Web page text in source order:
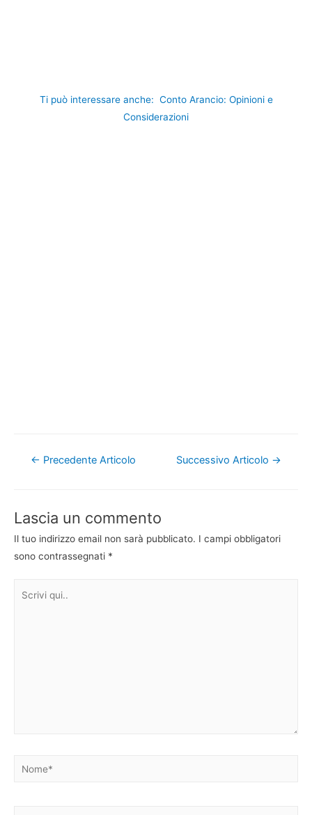
Ti può interessare anche: Conto Arancio: Opinioni e
Considerazioni
Navigazione
← Precedente Articolo Successivo Articolo →
Lascia un commento
Il tuo indirizzo email non sarà pubblicato. I campi obbligatori
sono contrassegnati *
Nome*